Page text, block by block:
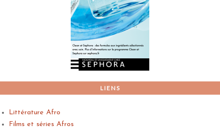
LIENS
Littérature Afro
Films et séries Afros